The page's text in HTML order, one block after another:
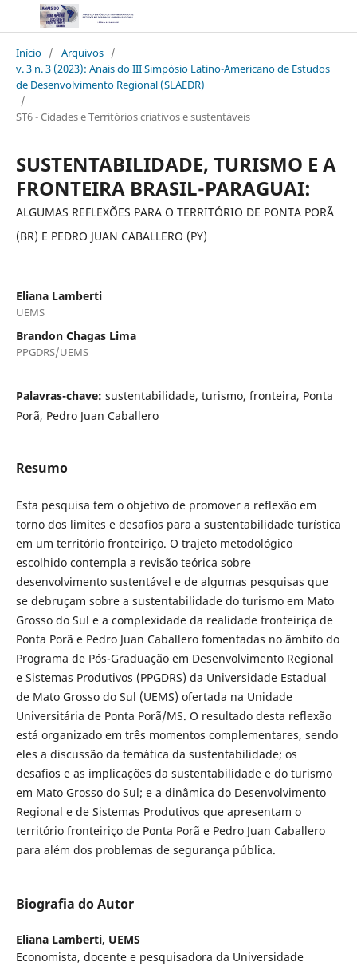
Início / Arquivos /
v. 3 n. 3 (2023): Anais do III Simpósio Latino-Americano de Estudos
de Desenvolvimento Regional (SLAEDR)
/
ST6 - Cidades e Territórios criativos e sustentáveis
SUSTENTABILIDADE, TURISMO E A
FRONTEIRA BRASIL-PARAGUAI:
ALGUMAS REFLEXÕES PARA O TERRITÓRIO DE PONTA PORÃ
(BR) E PEDRO JUAN CABALLERO (PY)
Eliana Lamberti
UEMS
Brandon Chagas Lima
PPGDRS/UEMS
Palavras-chave: sustentabilidade, turismo, fronteira, Ponta
Porã, Pedro Juan Caballero
Resumo
Esta pesquisa tem o objetivo de promover a reflexão em
torno dos limites e desafios para a sustentabilidade turística
em um território fronteiriço. O trajeto metodológico
escolhido contempla a revisão teórica sobre
desenvolvimento sustentável e de algumas pesquisas que
se debruçam sobre a sustentabilidade do turismo em Mato
Grosso do Sul e a complexidade da realidade fronteiriça de
Ponta Porã e Pedro Juan Caballero fomentadas no âmbito do
Programa de Pós-Graduação em Desenvolvimento Regional
e Sistemas Produtivos (PPGDRS) da Universidade Estadual
de Mato Grosso do Sul (UEMS) ofertada na Unidade
Universitária de Ponta Porã/MS. O resultado desta reflexão
está organizado em três momentos complementares, sendo
eles a discussão da temática da sustentabilidade; os
desafios e as implicações da sustentabilidade e do turismo
em Mato Grosso do Sul; e a dinâmica do Desenvolvimento
Regional e de Sistemas Produtivos que apresentam o
território fronteiriço de Ponta Porã e Pedro Juan Caballero
para além dos problemas de segurança pública.
Biografia do Autor
Eliana Lamberti, UEMS
Economista, docente e pesquisadora da Universidade